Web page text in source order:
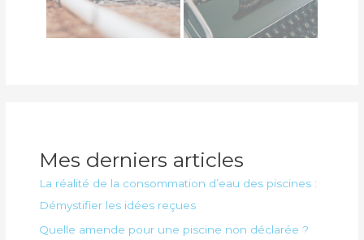
Mes derniers articles
La réalité de la consommation d’eau des piscines :
Démystifier les idées reçues
Quelle amende pour une piscine non déclarée ?